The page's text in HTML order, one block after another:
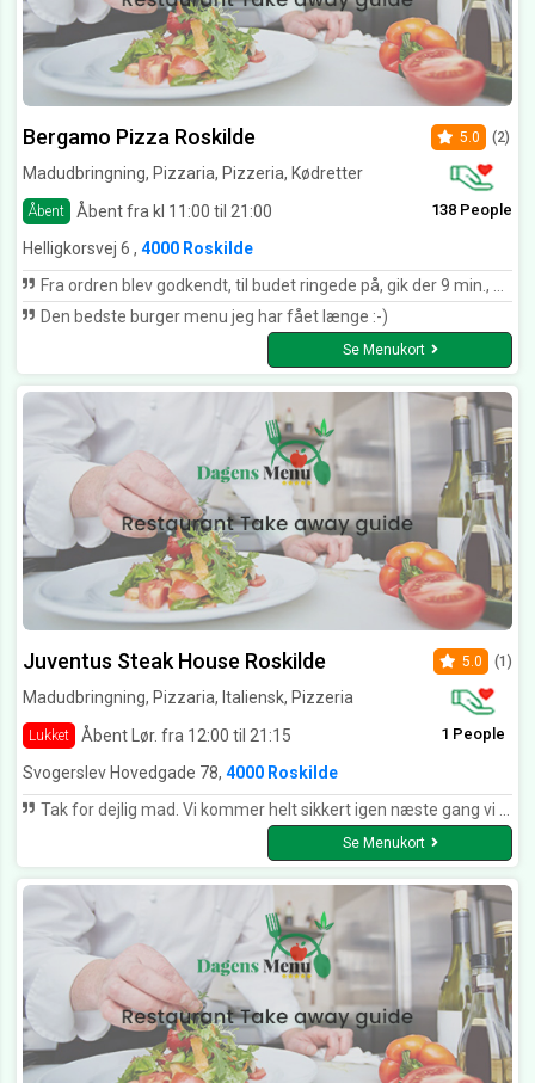
Bergamo Pizza Roskilde
Madudbringning, Pizzaria, Pizzeria, Kødretter
Åbent Åbent fra kl 11:00 til 21:00
5.0 (2)
138 People
Helligkorsvej 6 , 4000 Roskilde
Fra ordren blev godkendt, til budet ringede på, gik der 9 min., det må være verdens hurtigste 👍🏼👌🏼🙏🏼😉
Den bedste burger menu jeg har fået længe :-)
Se Menukort
Juventus Steak House Roskilde
Madudbringning, Pizzaria, Italiensk, Pizzeria
Lukket Åbent Lør. fra 12:00 til 21:15
5.0 (1)
1 People
Svogerslev Hovedgade 78, 4000 Roskilde
Tak for dejlig mad. Vi kommer helt sikkert igen næste gang vi kører til roskilde
Se Menukort